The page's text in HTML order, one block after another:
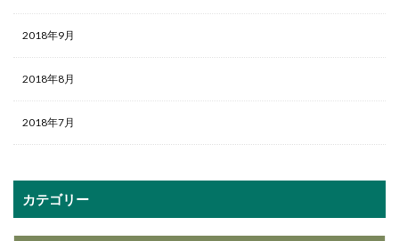
2018年9月
2018年8月
2018年7月
カテゴリー